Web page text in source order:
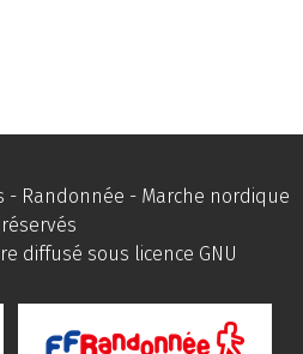
- Randonnée - Marche nordique
diffusé sous licence GNU